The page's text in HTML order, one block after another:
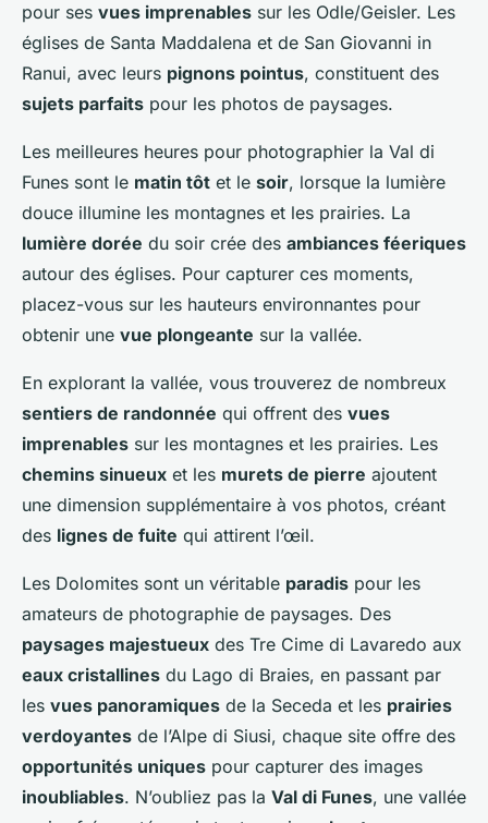
pour ses vues imprenables sur les Odle/Geisler. Les
églises de Santa Maddalena et de San Giovanni in
Ranui, avec leurs pignons pointus, constituent des
sujets parfaits pour les photos de paysages.
Les meilleures heures pour photographier la Val di
Funes sont le matin tôt et le soir, lorsque la lumière
douce illumine les montagnes et les prairies. La
lumière dorée du soir crée des ambiances féeriques
autour des églises. Pour capturer ces moments,
placez-vous sur les hauteurs environnantes pour
obtenir une vue plongeante sur la vallée.
En explorant la vallée, vous trouverez de nombreux
sentiers de randonnée qui offrent des vues
imprenables sur les montagnes et les prairies. Les
chemins sinueux et les murets de pierre ajoutent
une dimension supplémentaire à vos photos, créant
des lignes de fuite qui attirent l’œil.
Les Dolomites sont un véritable paradis pour les
amateurs de photographie de paysages. Des
paysages majestueux des Tre Cime di Lavaredo aux
eaux cristallines du Lago di Braies, en passant par
les vues panoramiques de la Seceda et les prairies
verdoyantes de l’Alpe di Siusi, chaque site offre des
opportunités uniques pour capturer des images
inoubliables. N’oubliez pas la Val di Funes, une vallée